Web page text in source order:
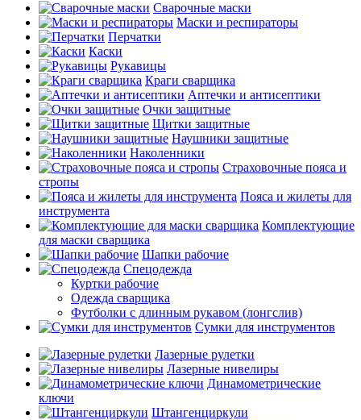
Сварочные маски
Маски и респираторы
Перчатки
Каски
Рукавицы
Краги сварщика
Аптечки и антисептики
Очки защитные
Щитки защитные
Наушники защитные
Наколенники
Страховочные пояса и
стропы
Пояса и жилеты для
инструмента
Комплектующие
для маски сварщика
Шапки рабочие
Спецодежда
Куртки рабочие
Одежда сварщика
Футболки с длинным рукавом (лонгслив)
Сумки для инструментов
Лазерные рулетки
Лазерные нивелиры
Динамометрические
ключи
Штангенциркули